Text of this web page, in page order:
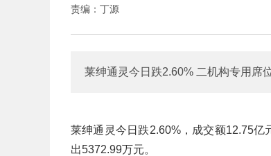
责编：丁源
莱绅通灵今日跌2.60% 二机构专用席
莱绅通灵今日跌2.60%，成交额12.75
出5372.99万元。